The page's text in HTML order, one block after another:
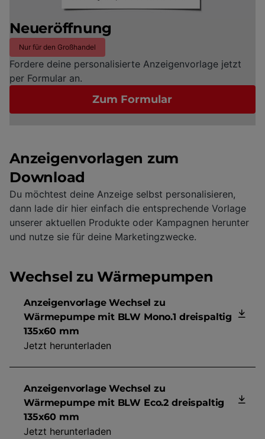
Neueröffnung
Nur für den Großhandel
Fordere deine personalisierte Anzeigenvorlage jetzt
per Formular an.
Zum Formular
Anzeigenvorlagen zum
Download
Du möchtest deine Anzeige selbst personalisieren,
dann lade dir hier einfach die entsprechende Vorlage
unserer aktuellen Produkte oder Kampagnen herunter
und nutze sie für deine Marketingzwecke.
Wechsel zu Wärmepumpen
Anzeigenvorlage Wechsel zu
Wärmepumpe mit BLW Mono.1 dreispaltig
135x60 mm
Jetzt herunterladen
Anzeigenvorlage Wechsel zu
Wärmepumpe mit BLW Eco.2 dreispaltig
135x60 mm
Jetzt herunterladen